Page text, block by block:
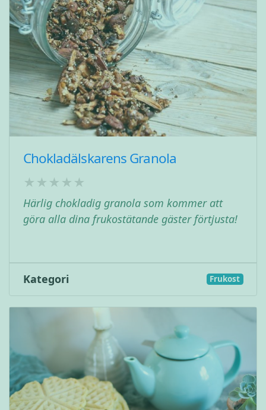
Chokladälskarens Granola
Härlig chokladig granola som kommer att
göra alla dina frukostätande gäster förtjusta!
Kategori Frukost